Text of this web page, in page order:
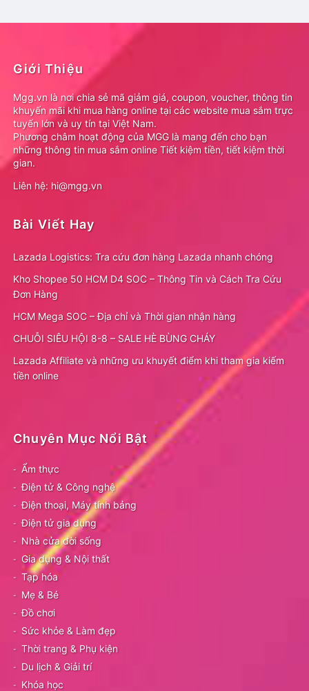
Giới Thiệu
Mgg.vn là nơi chia sẻ mã giảm giá, coupon, voucher, thông tin
khuyến mãi khi mua hàng online tại các website mua sắm trực
tuyến lớn và uy tín tại Việt Nam.
Phương châm hoạt động của MGG là mang đến cho bạn
những thông tin mua sắm online Tiết kiệm tiền, tiết kiệm thời
gian.
Liên hệ: hi@mgg.vn
Bài Viết Hay
Lazada Logistics: Tra cứu đơn hàng Lazada nhanh chóng
Kho Shopee 50 HCM D4 SOC – Thông Tin và Cách Tra Cứu
Đơn Hàng
HCM Mega SOC – Địa chỉ và Thời gian nhận hàng
CHUỖI SIÊU HỘI 8-8 – SALE HÈ BÙNG CHÁY
Lazada Affiliate và những ưu khuyết điểm khi tham gia kiếm
tiền online
Chuyên Mục Nổi Bật
Ẩm thực
Điện tử & Công nghệ
Điện thoại, Máy tính bảng
Điện tử gia dụng
Nhà cửa đời sống
Gia dụng & Nội thất
Tạp hóa
Mẹ & Bé
Đồ chơi
Sức khỏe & Làm đẹp
Thời trang & Phụ kiện
Du lịch & Giải trí
Khóa học